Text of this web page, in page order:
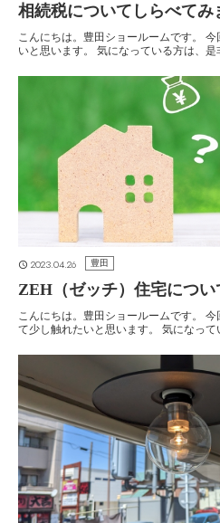
相続税についてしらべてみ
こんにちは。豊田ショールームです。
いと思います。 気になっている方は、
2023.04.26 豊田
ZEH（ゼッチ）住宅につ
こんにちは。豊田ショールームです。
て少し触れたいと思います。 気になって